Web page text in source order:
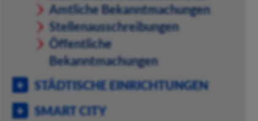
Amtliche Bekanntmachungen
Stellenausschreibungen
Öffentliche
Bekanntmachungen
STÄDTISCHE EINRICHTUNGEN
SMART CITY